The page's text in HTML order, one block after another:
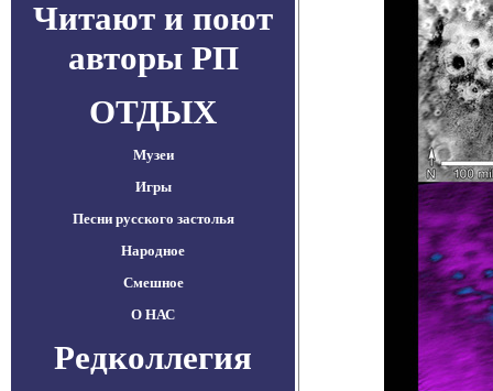
Читают и поют
авторы РП
ОТДЫХ
Музеи
Игры
Песни русского застолья
Народное
Смешное
О НАС
Редколлегия